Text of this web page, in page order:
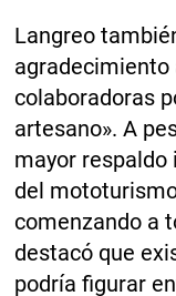
Langreo
colaboradoras
artesano». A
mayor
del
comenzando a
destacó que
podría figurar